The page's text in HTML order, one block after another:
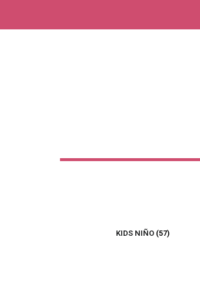
KIDS NIÑO (57)